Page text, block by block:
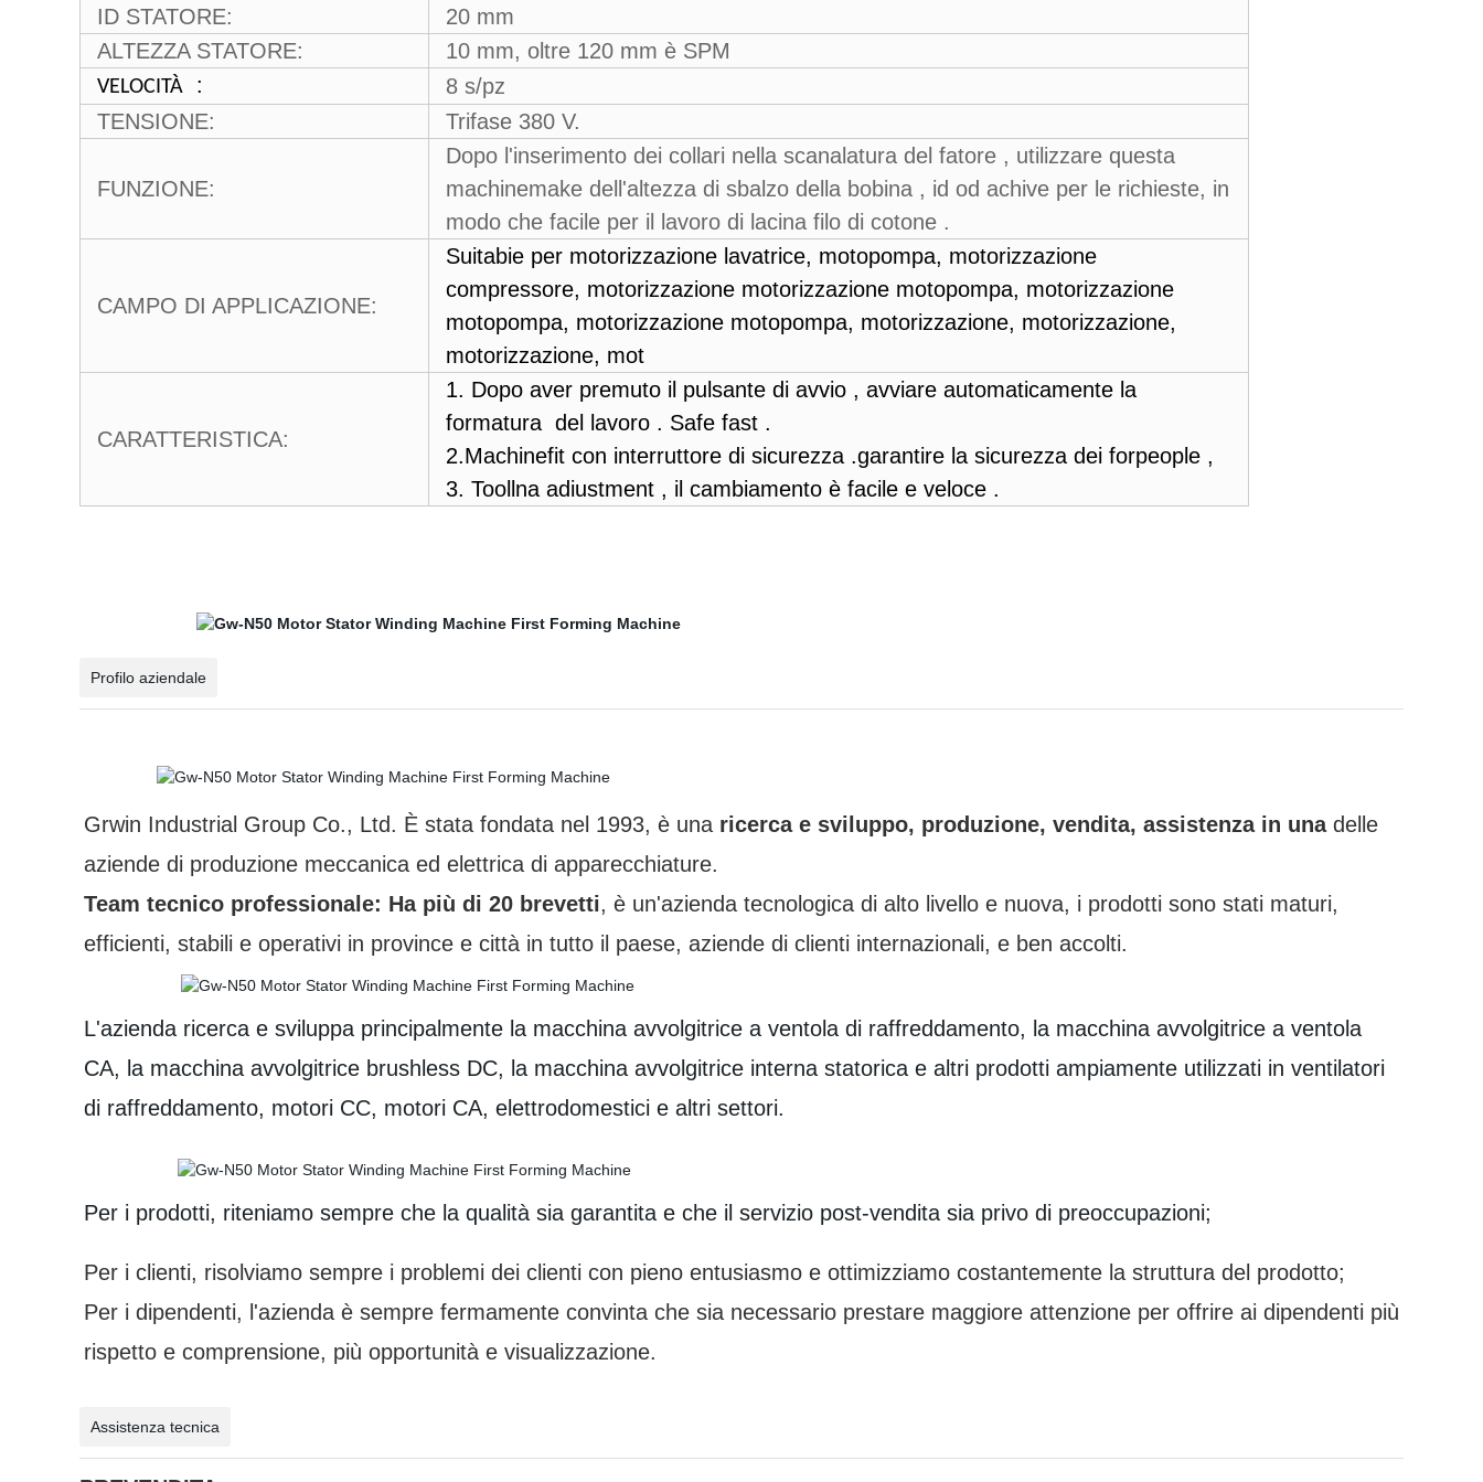
ID STATORE:
20 mm
ALTEZZA STATORE:
10 mm, oltre 120 mm è SPM
VELOCITÀ :
8 s/pz
TENSIONE:
Trifase 380 V.
FUNZIONE:
Dopo l'inserimento dei collari nella scanalatura del fatore , utilizzare questa
machinemake dell'altezza di sbalzo della bobina , id od achive per le richieste, in
modo che facile per il lavoro di lacina filo di cotone .
CAMPO DI APPLICAZIONE:
Suitabie per motorizzazione lavatrice, motopompa, motorizzazione
compressore, motorizzazione motorizzazione motopompa, motorizzazione
motopompa, motorizzazione motopompa, motorizzazione, motorizzazione,
motorizzazione, mot
CARATTERISTICA:
1. Dopo aver premuto il pulsante di avvio , avviare automaticamente la
formatura del lavoro . Safe fast .
2.Machinefit con interruttore di sicurezza .garantire la sicurezza dei forpeople ,
3. Toollna adiustment , il cambiamento è facile e veloce .
Profilo aziendale
Grwin Industrial Group Co., Ltd. È stata fondata nel 1993, è una ricerca e sviluppo, produzione, vendita, assistenza in unadelle
aziende di produzione meccanica ed elettrica di apparecchiature.
Team tecnico professionale: Ha più di 20 brevetti, è un'azienda tecnologica di alto livello e nuova, i prodotti sono stati maturi,
efficienti, stabili e operativi in province e città in tutto il paese, aziende di clienti internazionali, e ben accolti.
L'azienda ricerca e sviluppa principalmente la macchina avvolgitrice a ventola di raffreddamento, la macchina avvolgitrice a ventola
CA, la macchina avvolgitrice brushless DC, la macchina avvolgitrice interna statorica e altri prodotti ampiamente utilizzati in ventilatori
di raffreddamento, motori CC, motori CA, elettrodomestici e altri settori.
Per i prodotti, riteniamo sempre che la qualità sia garantita e che il servizio post-vendita sia privo di preoccupazioni;
Per i clienti, risolviamo sempre i problemi dei clienti con pieno entusiasmo e ottimizziamo costantemente la struttura del prodotto;
Per i dipendenti, l'azienda è sempre fermamente convinta che sia necessario prestare maggiore attenzione per offrire ai dipendenti più
rispetto e comprensione, più opportunità e visualizzazione.
Assistenza tecnica